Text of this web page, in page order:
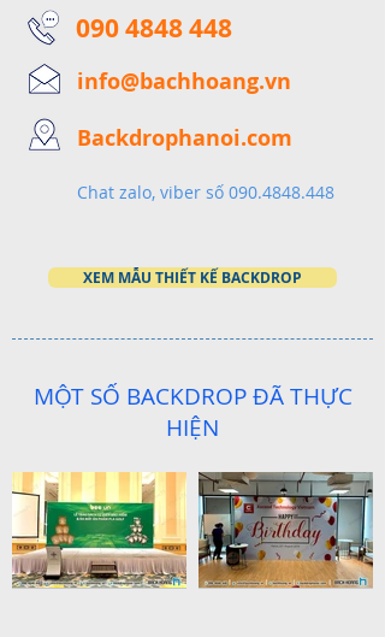
XEM MẪU THIẾT KẾ BACKDROP
MỘT SỐ BACKDROP ĐÃ THỰC
HIỆN
Chat zalo, viber số 090.4848.448
info@bachhoang.vn
090 4848 448
Backdrophanoi.com